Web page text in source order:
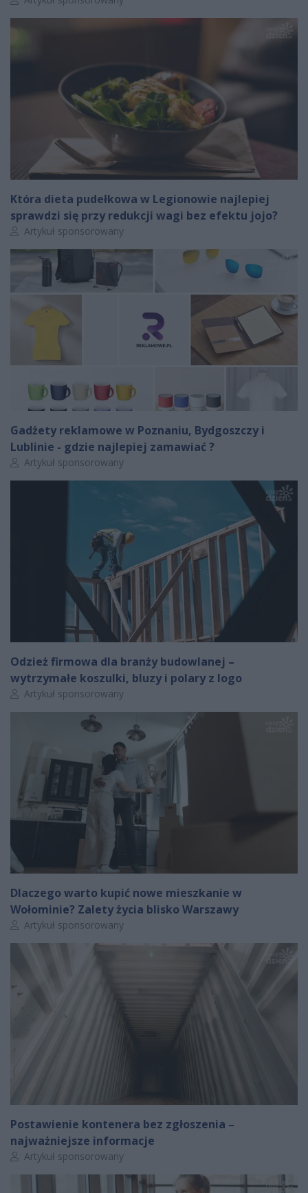
Która dieta pudełkowa w Legionowie najlepiej
sprawdzi się przy redukcji wagi bez efektu jojo?
Autor artykułu:
Artykuł sponsorowany
Gadżety reklamowe w Poznaniu, Bydgoszczy i
Lublinie - gdzie najlepiej zamawiać ?
Autor artykułu:
Artykuł sponsorowany
Odzież firmowa dla branży budowlanej –
wytrzymałe koszulki, bluzy i polary z logo
Autor artykułu:
Artykuł sponsorowany
Dlaczego warto kupić nowe mieszkanie w
Wołominie? Zalety życia blisko Warszawy
Autor artykułu:
Artykuł sponsorowany
Postawienie kontenera bez zgłoszenia –
najważniejsze informacje
Autor artykułu:
Artykuł sponsorowany